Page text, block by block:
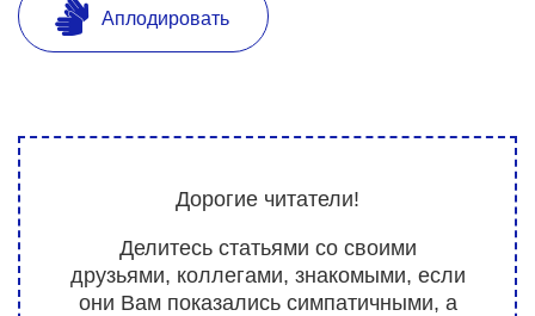
Аплодировать
Дорогие читатели!
Делитесь статьями со своими
друзьями, коллегами, знакомыми, если
они Вам показались симпатичными, а